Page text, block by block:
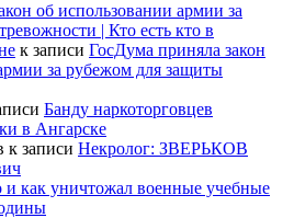
об использовании армии за
| Кто есть кто в
к записи ГосДума приняла закон
за рубежом для защиты
Банду наркоторговцев
в Ангарске
к записи Некролог: ЗВЕРЬКОВ
и как уничтожал военные учебные